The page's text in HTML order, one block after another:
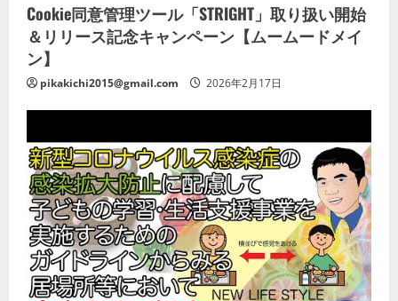
Cookie同意管理ツール「STRIGHT」取り扱い開始
＆リリース記念キャンペーン【ムームードメイ
ン】
pikakichi2015@gmail.com 2026年2月17日